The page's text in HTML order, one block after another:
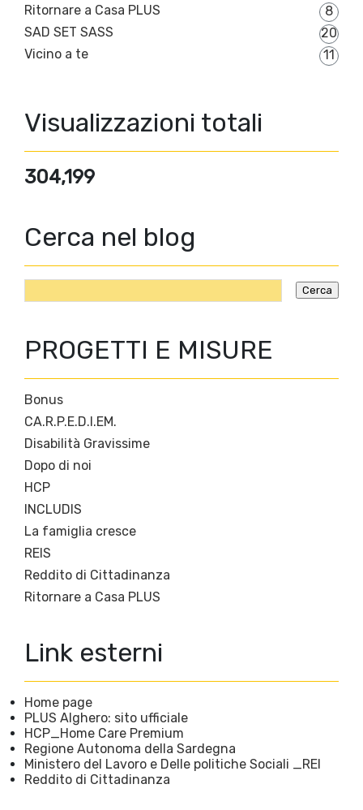
Ritornare a Casa PLUS
8
SAD SET SASS
20
Vicino a te
11
Visualizzazioni totali
304,199
Cerca nel blog
PROGETTI E MISURE
Bonus
CA.R.P.E.D.I.EM.
Disabilità Gravissime
Dopo di noi
HCP
INCLUDIS
La famiglia cresce
REIS
Reddito di Cittadinanza
Ritornare a Casa PLUS
Link esterni
Home page
PLUS Alghero: sito ufficiale
HCP_Home Care Premium
Regione Autonoma della Sardegna
Ministero del Lavoro e Delle politiche Sociali _REI
Reddito di Cittadinanza